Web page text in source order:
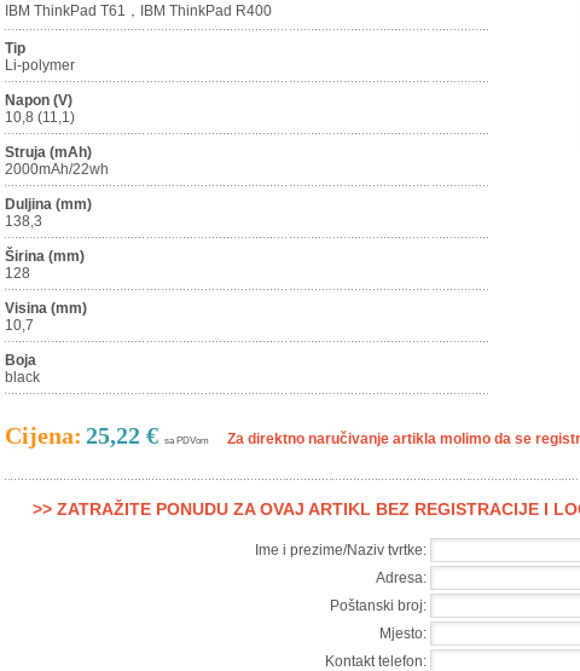
IBM ThinkPad T61，IBM ThinkPad R400
Tip
Li-polymer
Napon (V)
10,8 (11,1)
Struja (mAh)
2000mAh/22wh
Duljina (mm)
138,3
Širina (mm)
128
Visina (mm)
10,7
Boja
black
Cijena: 25,22 € sa PDVom Za direktno naručivanje artikla molimo da se
>> ZATRAŽITE PONUDU ZA OVAJ ARTIKL BEZ REGISTRACIJE I
Ime i prezime/Naziv tvrtke:
Adresa:
Poštanski broj:
Mjesto:
Kontakt telefon: